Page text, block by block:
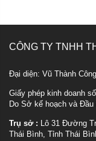
CÔNG TY TNHH
Đại diện: Vũ Thành Công
Giấy phép kinh doanh
Do Sở kế hoạch và
Trụ sở : Lô 31 Đường
Thái Bình, Tỉnh Thái